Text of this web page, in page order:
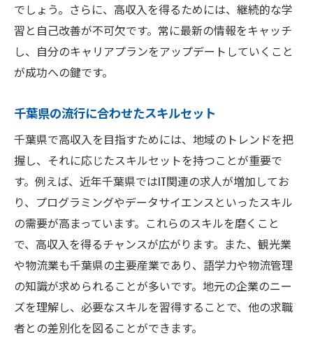
事例による成功の秘訣と応用法
高収入を実現するための千葉県の実践的なステ
ップ
短期・中期・長期の収入増加計画
実際に高収入を得るための行動指針
ステップバイステップの実現プロセス
千葉県でのキャリアアップの実践法
目標を達成するための具体的ステップ
高収入を狙うための地元企業攻略法
地元のネットワークを活用して千葉県で高収入
を得る秘訣
地域密着型ネットワークの重要性
人脈作りが高収入に繋がる理由
地元企業との関係構築術
でしょう。さらに、高収入を得るためには、継続的な学
習と自己改善が不可欠です。常に最新の情報をキャッチ
し、自分のキャリアプランをアップデートしていくこと
が成功への鍵です。
千葉県の流行に合わせたスキルセット
千葉県で高収入を目指すためには、地域のトレンドを把
握し、それに応じたスキルセットを持つことが重要で
す。例えば、近年千葉県ではIT関連の求人が増加してお
り、プログラミングやデータサイエンスといったスキル
の需要が高まっています。これらのスキルを磨くこと
で、高収入を得るチャンスが広がります。また、観光業
や物流業も千葉県の主要産業であり、語学力や物流管理
の知識が求められることが多いです。地元の企業のニー
ズを理解し、必要なスキルを習得することで、他の求職
者との差別化を図ることができます。